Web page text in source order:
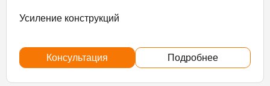
Усиление конструкций
Консультация Подробнее